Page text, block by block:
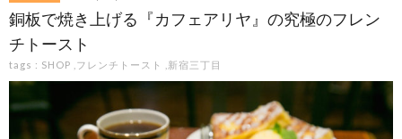
銅板で焼き上げる『カフェアリヤ』の究極のフレン
チトースト
tags : SHOP フレンチトースト 新宿三丁目